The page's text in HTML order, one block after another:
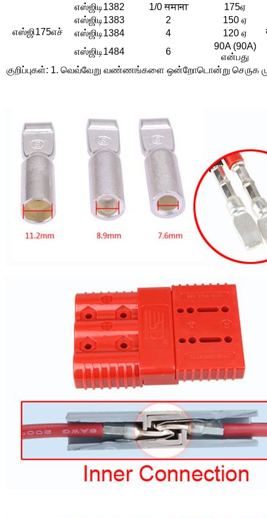
எஸ்ஜி175எச்
எஸ்ஜிடி1382 1/0 समाना 175ஏ
எஸ்ஜிடி1383 2
150 ஏ
எஸ்ஜிடி1384
4
120 ஏ
எஸ்ஜிடி1484
6
90A (90A)
என்பது
குறிப்புகள்: 1. வெவ்வேறு வண்ணங்களை ஒன்றோடொன்று செருக